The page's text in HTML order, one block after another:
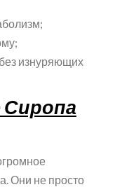
изнуряющих
Сиропа
Они не просто